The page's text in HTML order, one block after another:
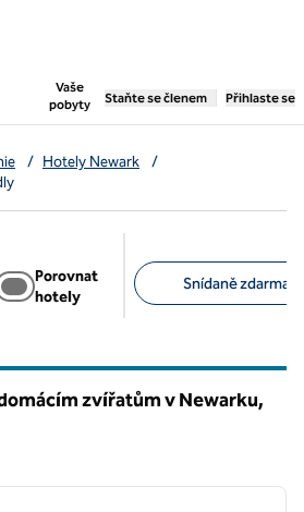
Vaše
pobyty
,otevře se nová záložka
Staňte se členem Přihlaste se
/ Hotely Newark
/
Porovnat
hotely
Snídaně zdarma
zvířatům v Newarku,
další